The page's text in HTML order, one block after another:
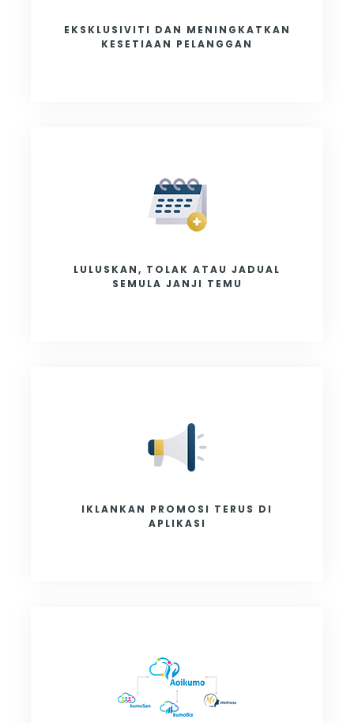
EKSKLUSIVITI DAN MENINGKATKAN
KESETIAAN PELANGGAN
LULUSKAN, TOLAK ATAU JADUAL
SEMULA JANJI TEMU
IKLANKAN PROMOSI TERUS DI
APLIKASI